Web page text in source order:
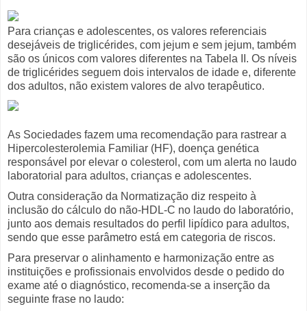
Para crianças e adolescentes, os valores referenciais
desejáveis de triglicérides, com jejum e sem jejum, também
são os únicos com valores diferentes na Tabela II. Os níveis
de triglicérides seguem dois intervalos de idade e, diferente
dos adultos, não existem valores de alvo terapêutico.
As Sociedades fazem uma recomendação para rastrear a
Hipercolesterolemia Familiar (HF), doença genética
responsável por elevar o colesterol, com um alerta no laudo
laboratorial para adultos, crianças e adolescentes.
Outra consideração da Normatização diz respeito à
inclusão do cálculo do não-HDL-C no laudo do laboratório,
junto aos demais resultados do perfil lipídico para adultos,
sendo que esse parâmetro está em categoria de riscos.
Para preservar o alinhamento e harmonização entre as
instituições e profissionais envolvidos desde o pedido do
exame até o diagnóstico, recomenda-se a inserção da
seguinte frase no laudo: